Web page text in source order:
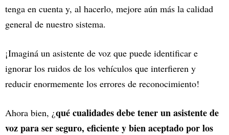
tenga en cuenta y, al hacerlo, mejore aún más la calidad
general de nuestro sistema.
¡Imaginá un asistente de voz que puede identificar e
ignorar los ruidos de los vehículos que interfieren y
reducir enormemente los errores de reconocimiento!
Ahora bien, ¿qué cualidades debe tener un asistente de
voz para ser seguro, eficiente y bien aceptado por los